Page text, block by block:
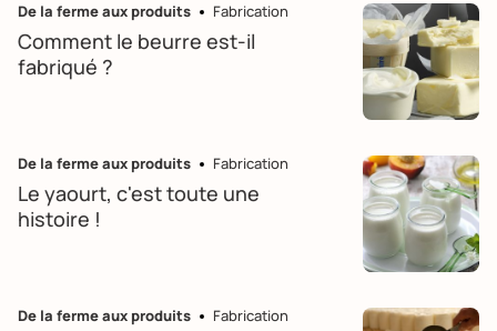
De la ferme aux produits Fabrication
Comment le beurre est-il
fabriqué ?
De la ferme aux produits Fabrication
Le yaourt, c'est toute une
histoire !
De la ferme aux produits Fabrication